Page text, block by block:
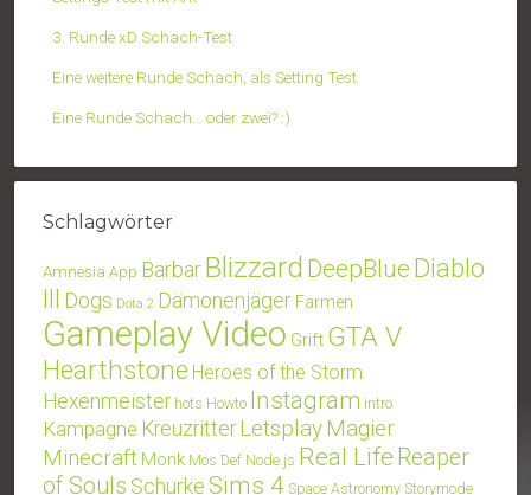
3. Runde xD Schach-Test
Eine weitere Runde Schach, als Setting Test
Eine Runde Schach… oder zwei? :)
Schlagwörter
Amnesia App BarbarBlizzard DeepBlue Diablo
III Dogs Dota 2 Dämonenjäger Farmen
Gameplay Video Grift GTA V
Hearthstone Heroes of the Storm
Hexenmeister hots Howto Instagram intro
Kampagne Kreuzritter LetsplayMagier
Minecraft Monk Mos Def Node.js Real Life Reaper
of Souls SchurkeSims 4 Space Astronomy Storymode